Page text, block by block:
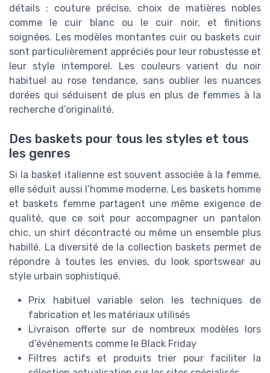
détails : couture précise, choix de matières nobles
comme le cuir blanc ou le cuir noir, et finitions
soignées. Les modèles montantes cuir ou baskets cuir
sont particulièrement appréciés pour leur robustesse et
leur style intemporel. Les couleurs varient du noir
habituel au rose tendance, sans oublier les nuances
dorées qui séduisent de plus en plus de femmes à la
recherche d’originalité.
Des baskets pour tous les styles et tous
les genres
Si la basket italienne est souvent associée à la femme,
elle séduit aussi l’homme moderne. Les baskets homme
et baskets femme partagent une même exigence de
qualité, que ce soit pour accompagner un pantalon
chic, un shirt décontracté ou même un ensemble plus
habillé. La diversité de la collection baskets permet de
répondre à toutes les envies, du look sportswear au
style urbain sophistiqué.
Prix habituel variable selon les techniques de
fabrication et les matériaux utilisés
Livraison offerte sur de nombreux modèles lors
d’événements comme le Black Friday
Filtres actifs et produits trier pour faciliter la